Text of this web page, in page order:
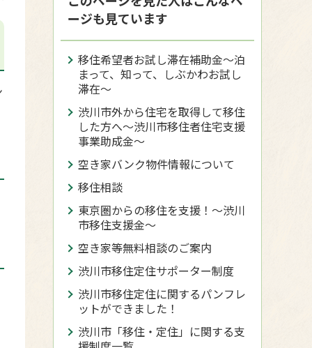
ージも見ています
移住希望者お試し滞在補助金〜泊
まって、知って、しぶかわお試し
滞在〜
渋川市外から住宅を取得して移住
した方へ〜渋川市移住者住宅支援
事業助成金〜
空き家バンク物件情報について
移住相談
東京圏からの移住を支援！～渋川
市移住支援金～
空き家等無料相談のご案内
渋川市移住定住サポーター制度
渋川市移住定住に関するパンフレ
ットができました！
渋川市「移住・定住」に関する支